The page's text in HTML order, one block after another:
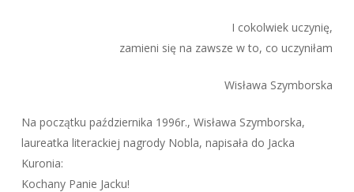
I cokolwiek uczynię,
zamieni się na zawsze w to, co uczyniłam
Wisława Szymborska
Na początku października 1996r., Wisława Szymborska,
laureatka literackiej nagrody Nobla, napisała do Jacka
Kuronia:
Kochany Panie Jacku!